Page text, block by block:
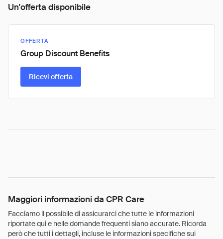
Un'offerta disponibile
OFFERTA
Group Discount Benefits
Ricevi offerta
Maggiori informazioni da CPR Care
Facciamo il possibile di assicurarci che tutte le informazioni
riportate qui e nelle domande frequenti siano accurate. Ricorda
però che tutti i dettagli, incluse le informazioni specifiche sui